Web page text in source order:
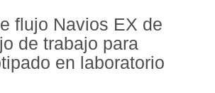
flujo Navios EX de
de trabajo para
en laboratorio